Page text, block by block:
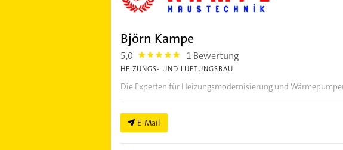
Björn Kampe
5,0 5.0 1 Bewertung
HEIZUNGS- UND LÜFTUNGSBAU
Die Experten für Heizungsmodernisierung und
E-Mail